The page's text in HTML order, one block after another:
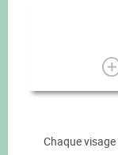
Chaque